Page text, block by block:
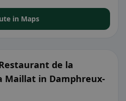
in Maps
de la
Maillat in Damphreux-